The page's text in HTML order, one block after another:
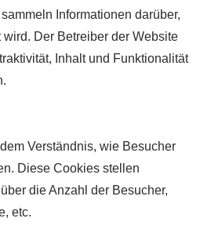
Informationen darüber,
Der Betreiber der Website
Inhalt und Funktionalität
Verständnis, wie Besucher
Diese Cookies stellen
die Anzahl der Besucher,
etc.